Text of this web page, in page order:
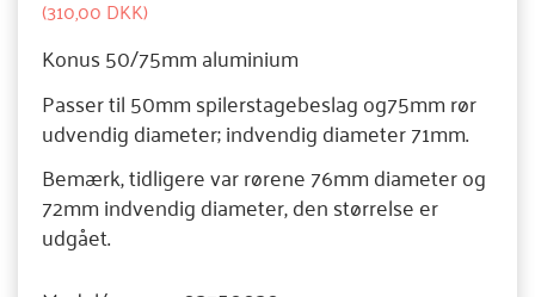
(310,00 DKK)
Konus 50/75mm aluminium
Passer til 50mm spilerstagebeslag og75mm rør
udvendig diameter; indvendig diameter 71mm.
Bemærk, tidligere var rørene 76mm diameter og
72mm indvendig diameter, den størrelse er
udgået.